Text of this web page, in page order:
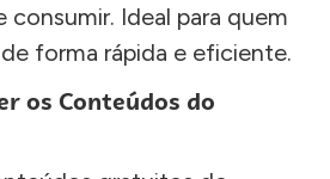
Ideal para quem
forma rápida e eficiente.
os Conteúdos do